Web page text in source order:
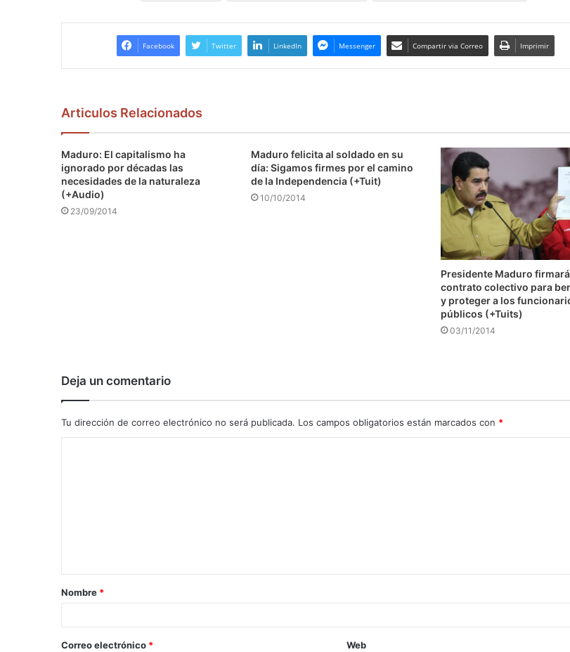
Facebook Twitter LinkedIn Messenger Compartir via Correo Imprimir
Articulos Relacionados
Maduro: El capitalismo ha
ignorado por décadas las
necesidades de la naturaleza
(+Audio)
23/09/2014
Maduro felicita al soldado en su
día: Sigamos firmes por el camino
de la Independencia (+Tuit)
10/10/2014
Presidente Maduro firmará
contrato colectivo para
y proteger a los
públicos (+Tuits)
03/11/2014
Deja un comentario
Tu dirección de correo electrónico no será publicada. Los campos obligatorios están marcados con *
a
r
Nombre *
Correo electrónico * Web